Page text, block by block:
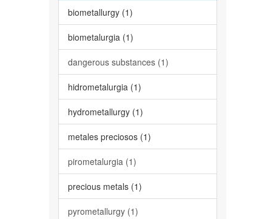
biometallurgy (1)
biometalurgia (1)
dangerous substances (1)
hidrometalurgia (1)
hydrometallurgy (1)
metales preciosos (1)
pirometalurgia (1)
precious metals (1)
pyrometallurgy (1)